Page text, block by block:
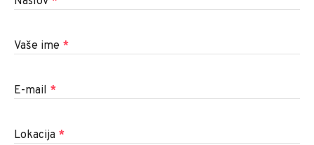
Vaše ime *
E-mail *
Lokacija *